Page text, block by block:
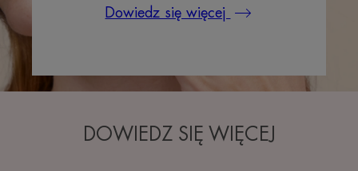
Dowiedz się więcej
DOWIEDZ SIĘ WIĘCEJ